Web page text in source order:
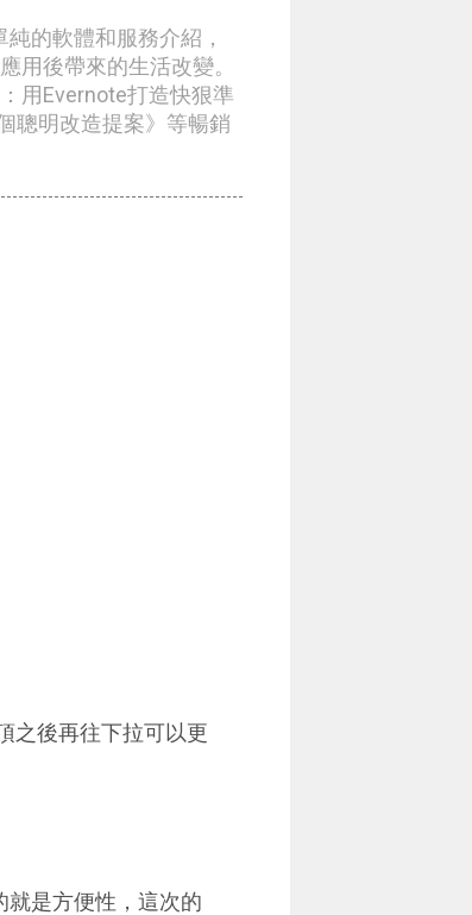
的軟體和服務介紹，
用後帶來的生活改變。
用Evernote打造快狠準
聰明改造提案》等暢銷
之後再往下拉可以更
就是方便性，這次的